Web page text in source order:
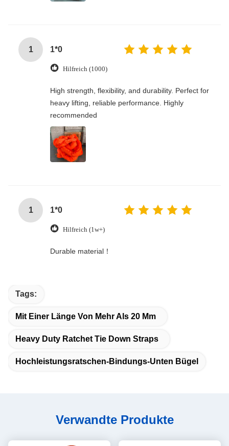
1 1*0
Hilfreich (1000)
High strength, flexibility, and durability. Perfect for
heavy lifting, reliable performance. Highly
recommended
1 1*0
Hilfreich (1w+)
Durable material！
Tags:
Mit Einer Länge Von Mehr Als 20 Mm
Heavy Duty Ratchet Tie Down Straps
Hochleistungsratschen-Bindungs-Unten Bügel
Verwandte Produkte